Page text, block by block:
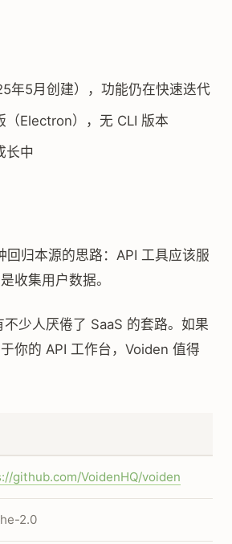
年5月创建），功能仍在快速迭代
（Electron），无 CLI 版本
长中
回归本源的思路：API 工具应该服
收集用户数据。
少人厌倦了 SaaS 的套路。如果
你的 API 工作台，Voiden 值得
github.com/VoidenHQ/voiden
2.0